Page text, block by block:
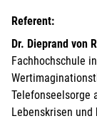
Referent:
Dr. Dieprand von
Fachhochschule
Telefonseelsorge
Lebenskrisen